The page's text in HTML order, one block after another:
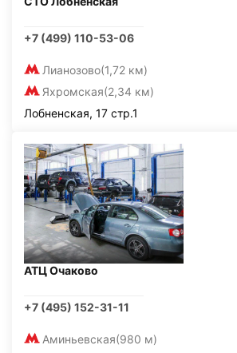
+7 (499) 110-53-06
Лианозово(1,72 км)
Яхромская(2,34 км)
Лобненская, 17 стр.1
АТЦ Очаково
+7 (495) 152-31-11
Аминьевская(980 м)